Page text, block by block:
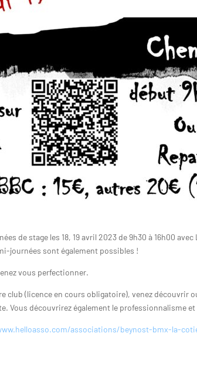
de stage les 18, 19 avril 2023 de 9h30 à 16h00
journées sont également possibles !
vous perfectionner.
club (licence en cours obligatoire), venez découvrir
Vous découvrirez également le professionnalisme
associations/beynost-bmx-la-